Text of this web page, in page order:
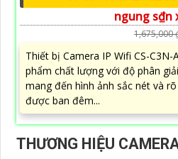
ngung s₫n
1,675,000
Thiết bị Camera IP Wifi CS-C3N-
phẩm chất lượng với độ phân
mang đến hình ảnh sắc nét và
được ban đêm...
THƯƠNG HIỆU